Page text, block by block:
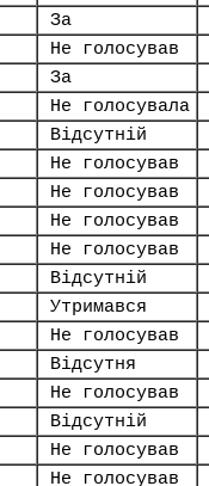
За
Не голосував
За
Не голосувала
Відсутній
Не голосував
Не голосував
Не голосував
Не голосував
Відсутній
Утримався
Не голосував
Відсутня
Не голосував
Відсутній
Не голосував
Не голосував